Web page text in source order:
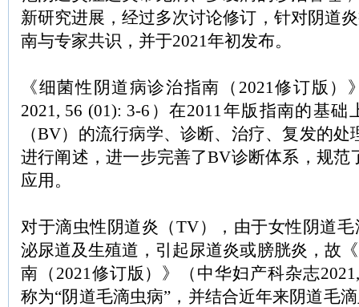
新研究进展，经过多次讨论修订，针对阴道
南与专家共识，并于2021年初发布。
《细菌性阴道病诊治指南（2021修订版）
2021, 56 (01): 3-6）在2011年版指南的基
（BV）的流行病学、诊断、治疗、复发的
进行阐述，进一步完善了BV诊断体系，规范
应用。
对于滴虫性阴道炎（TV），由于女性阴道
泌尿道及生殖道，引起尿道炎或膀胱炎，故
南（2021修订版）》（中华妇产科杂志
称为“阴道毛滴虫病”，并结合近年来阴道毛